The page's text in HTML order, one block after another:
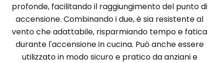
profonde, facilitando il raggiungimento del punto di
accensione. Combinando i due, è sia resistente al
vento che adattabile, risparmiando tempo e fatica
durante l'accensione in cucina. Può anche essere
utilizzato in modo sicuro e pratico da anziani e